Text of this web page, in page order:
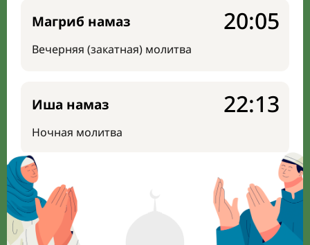
Магриб намаз
Вечерняя (закатная) молитва
20:05
Иша намаз
Ночная молитва
22:13